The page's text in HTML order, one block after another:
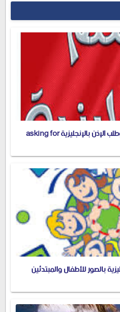
تعليم الإستئذان إعطاء الإذن وطلب الإذن بالإنجليزية asking for
بالصور للأطفال والمبتدئين